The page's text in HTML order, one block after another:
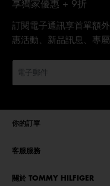
享獨家優惠 + 9折
訂閱電子通訊享首單額
惠活動、新品訊息、專
你的訂單
客服服務
關於 TOMMY HILFIGER